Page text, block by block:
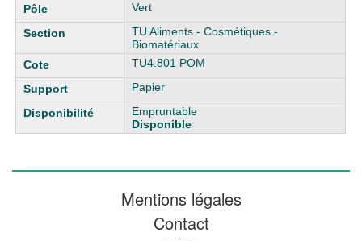
Vert
TU Aliments - Cosmétiques -
Biomatériaux
TU4.801 POM
Papier
Empruntable
Disponible
Mentions légales
Contact